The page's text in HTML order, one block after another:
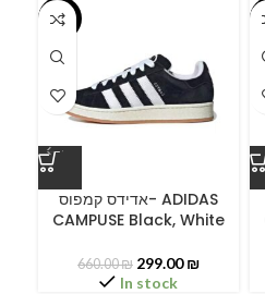
-55%
אדידס קמפוס- ADIDAS
CAMPUSE Black, White
660.00₪ 299.00₪
In stock